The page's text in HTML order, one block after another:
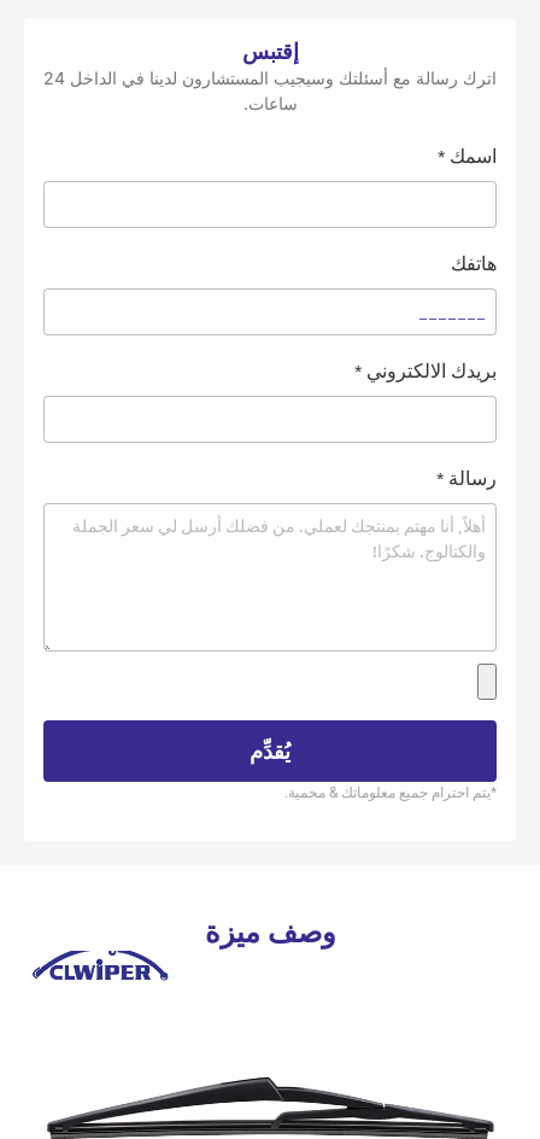
إقتبس
اترك رسالة مع أسئلتك وسيجيب المستشارون لدينا في الداخل 24
ساعات.
اسمك *
هاتفك
بريدك الالكتروني *
رسالة *
يُقدِّم
*يتم احترام جميع معلوماتك & محمية.
وصف ميزة